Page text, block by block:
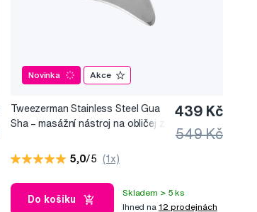
Novinka Akce
Tweezerman Stainless Steel Gua
Sha –⁠⁠⁠⁠⁠⁠ masážní nástroj na obličej z
439 Kč
549 Kč
5,0/5 (1x)
Do košíku
Skladem > 5 ks
Ihned na 12 prodejnách